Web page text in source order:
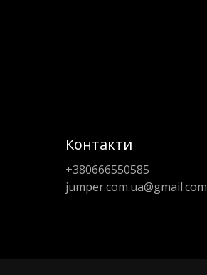
Контакти
+380666550585
jumper.com.ua@gmail.com